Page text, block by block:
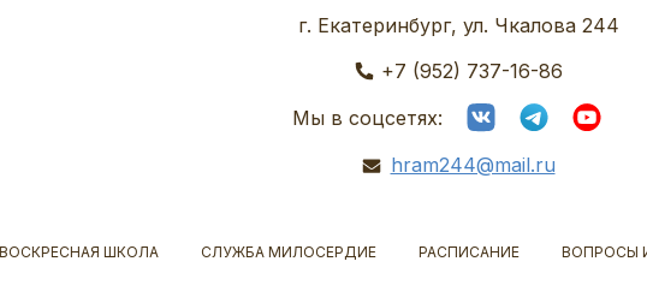
г. Екатеринбург, ул. Чкалова 244
+7 (952) 737-16-86
Мы в соцсетях:
hram244@mail.ru
ВОСКРЕСНАЯ ШКОЛА СЛУЖБА МИЛОСЕРДИЕ РАСПИСАНИЕ ВОПРОСЫ